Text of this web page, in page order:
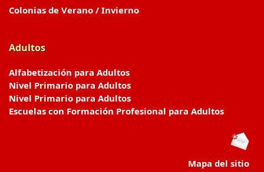
Colonias de Verano / Invierno
Adultos
Alfabetización para Adultos
Nivel Primario para Adultos
Nivel Primario para Adultos
Escuelas con Formación Profesional para Adultos
Mapa del sitio